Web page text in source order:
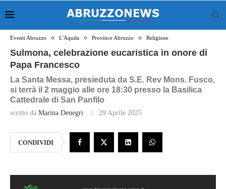
Eventi Abruzzo L'Aquila Province Abruzzo Religione
Sulmona, celebrazione eucaristica in onore di
Papa Francesco
La Santa Messa, presieduta da S.E. Rev Mons. Fusco,
si terrà il 2 maggio alle ore 18:30 presso la Basilica
Cattedrale di San Panfilo
scritto da Marina Denegri 29 Aprile 2025
CONDIVIDI